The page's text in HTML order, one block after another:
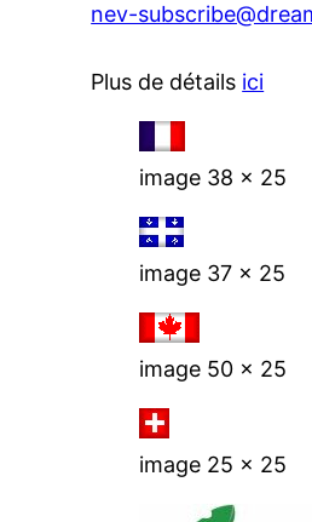
nev-
Plus de détails ici
image 38 x 25
image 37 x 25
image 50 x 25
image 25 x 25